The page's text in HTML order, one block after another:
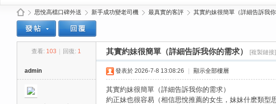
思悅高檔口碑外送 新手成功變老司機
›
最真實的客評
›
其實約妹很簡單（詳細告訴我
查看: 103 回復: 1 其實約妹很簡單（詳細告訴我你的需求） [複製鏈接]
admin 發表於 2026-7-8 13:08:26 顯示全部樓層
其實約妹很簡單（詳細告訴我你的需求）
約正妹也很容易（相信思悅推薦的女生，妹妹什麽類型